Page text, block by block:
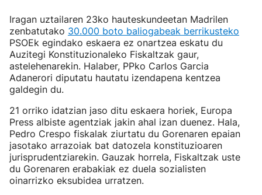
Iragan uztailaren 23ko hauteskundeetan Madrilen
zenbatutako 30.000 boto baliogabeak berrikusteko
PSOEk egindako eskaera ez onartzea eskatu du
Auzitegi Konstituzionaleko Fiskaltzak gaur,
astelehenarekin. Halaber, PPko Carlos Garcia
Adanerori diputatu hautatu izendapena kentzea
galdegin du.
21 orriko idatzian jaso ditu eskaera horiek, Europa
Press albiste agentziak jakin ahal izan duenez. Hala,
Pedro Crespo fiskalak ziurtatu du Gorenaren epaian
jasotako arrazoiak bat datozela konstituzioaren
jurisprudentziarekin. Gauzak horrela, Fiskaltzak uste
du Gorenaren erabakiak ez duela sozialisten
oinarrizko eksubidea urratzen.